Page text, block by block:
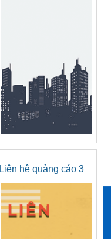
Liên hệ quảng cáo 3